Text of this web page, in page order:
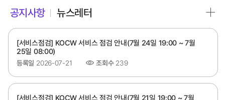
공지사항 뉴스레터
[서비스점검] KOCW 서비스 점검 안내(7월 24일 19:00 ~ 7월
25일 08:00)
등록일 2026-07-21 조회수 239
[서비스점검] KOCW 서비스 점검 안내(7월 21일 19:00 ~ 7월